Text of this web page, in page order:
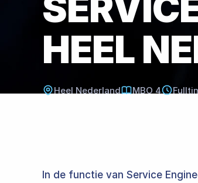
HEEL NEDERLAND​​​​‌
Heel Nederland​​​​‌ ‍ ​‍​‍‌‍ ‌ ​‍‌‍‍‌‌‍‌ ‌‍‍‌‌‍ ‍​‍​‍​ ‍‍​‍​‍‌ ​ ‌‍​‌‌‍ ‍‌‍‍‌‌ ‌​‌ ‍‌​‍ ‍‌‍‍‌‌‍ ​‍​‍​‍ ​​‍​‍‌‍‍​‌ ​‍‌‍‌‌‌‍‌‍​‍​‍​ ‍‍​‍​‍​‍ ‌ ​ ‌ ‌​‌ ‌‌‌‍‌​‌‍‍‌‌‍ ​‍ ‌‍‍‌‌‍ ‍‌ ‌​‌‍‌‌‌‍ ‍‌ ‌​​‍ ‌‍‌‌‌‍‌​‌‍‍‌‌ ‌​​‍ ‌‍ ‌‌‍ ‌‍‌​‌‍‌‌​ ‌‌ ​​‌ ​‍‌‍‌‌‌ ​ ‌‍‌‌‌‍ ‍‌ ‌​‌‍​‌‌ ‌​‌‍‍‌‌‍ ‌‍ ‍​ ‍ ‌‍‍‌‌‍‌​​ ‌‌ ‌‍‌‍​‌‌‍​ ‌‍​‌‌ ‌​‌ ‌‌‌ ​‍‌‍‌‌​‍ ‍‌‍‌​​ ​‍​ ​​​ ‍​​ ​‌​ ‍‌​ ​‍​ ​ ​ ‌‍‌‍‌​​ ​‍​ ‌‌​ ‌​‌‍​‍​ ​​​ ​ ​ ‍ ‌ ‌​‌ ‍‌‌ ​​‌‍‌‌​ ‌‌ ‌‍‌‍​‌‌‍​ ‌‍​‌‌ ‌​‌ ‌‌‌ ​‍‌‍‌‌​ ‍ ‌ ​​‌‍​‌‌ ‌​‌‍‍​​ ‌‌ ​‍‌‍‌‌‌‍‌ ‌‍‍‌‌‍ ‌‍ ‍​ ‌‍​‍‌‍​‌‌ ​ ‌‍‌‌‌‌‌‌‌ ​‍‌‍ ​​ ‌​‍‌‌​ ​‍‌​‌‍‌ ​ ‌ ‌​‌ ‌‌‌‍‌​‌‍‍‌‌‍ ​‍‌‍‌‍‍‌‌‍‌​​ ‌‌ ‌‍‌‍​‌‌‍​ ‌‍​‌‌ ‌​‌ ‌‌‌ ​‍‌‍‌‌​‍ ‍‌‍‌​​ ​‍​ ​​​ ‍​​ ​‌​ ‍‌​ ​‍​ ​ ​ ‌‍‌‍‌​​ ​‍​ ‌‌​ ‌​‌‍​‍​ ​​​ ​ ​‍‌‍‌ ‌​‌ ‍‌‌ ​​‌‍‌‌​ ‌‌ ‌‍‌‍​‌‌‍​ ‌‍​‌‌ ‌​‌ ‌‌‌ ​‍‌‍‌‌​‍‌‍‌ ​​‌‍​‌‌ ‌​‌‍‍​​ ‌‌ ​‍‌‍‌‌‌‍‌ ‌‍‍‌‌‍ ‌‍ ‍​‍‌‍‌ ​​‌‍‌‌‌ ​‍‌ ​ ‌ ​​‌‍‌‌‌‍​ ‌ ‌​‌‍‍‌‌ ‌‍‌‍‌‌​ ‌‌ ​​‌ ‌‌‌‍​‍‌‍ ​‌‍‍‌‌ ​ ‌‍‍​‌‍‌‌‌‍‌​​‍​‍‌ ‌ MBO 4​​​​‌ ‍ ​‍​‍‌‍ ‌ ​‍‌‍‍‌‌‍‌ ‌‍‍‌‌‍ ‍​‍​‍​ ‍‍​‍​‍‌ ​ ‌‍​‌‌‍ ‍‌‍‍‌‌ ‌​‌ ‍‌​‍ ‍‌‍‍‌‌‍ ​‍​‍​‍ ​​‍​‍‌‍‍​‌ ​‍‌‍‌‌‌‍‌‍​‍​‍​ ‍‍​‍​‍​‍ ‌ ​ ‌ ‌​‌ ‌‌‌‍‌​‌‍‍‌‌‍ ​‍ ‌‍‍‌‌‍ ‍‌ ‌​‌‍‌‌‌‍ ‍‌ ‌​​‍ ‌‍‌‌‌‍‌​‌‍‍‌‌ ‌​​‍ ‌‍ ‌‌‍ ‌‍‌​‌‍‌‌​ ‌‌ ​​‌ ​‍‌‍‌‌‌ ​ ‌‍‌‌‌‍ ‍‌ ‌​‌‍​‌‌ ‌​‌‍‍‌‌‍ ‌‍ ‍​ ‍ ‌‍‍‌‌‍‌​​ ‌‌ ‌‍‌‍​‌‌‍​ ‌‍​‌‌ ‌​‌ ‌‌‌ ​‍‌‍‌‌​‍ ‍‌‍‌​​ ​‍​ ​​​ ‍​​ ​‌​ ‍‌​ ​‍​ ​ ​ ‌‍‌‍‌​​ ​‍​ ‌‌​ ‌​‌‍​‍​ ​​​ ​ ​ ‍ ‌ ‌​‌ ‍‌‌ ​​‌‍‌‌​ ‌‌ ‌‍‌‍​‌‌‍​ ‌‍​‌‌ ‌​‌ ‌‌‌ ​‍‌‍‌‌​ ‍ ‌ ​​‌‍​‌‌ ‌​‌‍‍​​ ‌‌‍‌‌‌‍‌​‌ ‌‌‌‍​ ‌‍​‌‌ ‌​‌‍‍‌‌‍ ‌‍ ‍​ ‌‍​‍‌‍​‌‌ ​ ‌‍‌‌‌‌‌‌‌ ​‍‌‍ ​​ ‌​‍‌‌​ ​‍‌​‌‍‌ ​ ‌ ‌​‌ ‌‌‌‍‌​‌‍‍‌‌‍ ​‍‌‍‌‍‍‌‌‍‌​​ ‌‌ ‌‍‌‍​‌‌‍​ ‌‍​‌‌ ‌​‌ ‌‌‌ ​‍‌‍‌‌​‍ ‍‌‍‌​​ ​‍​ ​​​ ‍​​ ​‌​ ‍‌​ ​‍​ ​ ​ ‌‍‌‍‌​​ ​‍​ ‌‌​ ‌​‌‍​‍​ ​​​ ​ ​‍‌‍‌ ‌​‌ ‍‌‌ ​​‌‍‌‌​ ‌‌ ‌‍‌‍​‌‌‍​ ‌‍​‌‌ ‌​‌ ‌‌‌ ​‍‌‍‌‌​‍‌‍‌ ​​‌‍​‌‌ ‌​‌‍‍​​ ‌‌‍‌‌‌‍‌​‌ ‌‌‌‍​ ‌‍​‌‌ ‌​‌‍‍‌‌‍ ‌‍ ‍​‍‌‍‌ ​​‌‍‌‌‌ ​‍‌ ​ ‌ ​​‌‍‌‌‌‍​ ‌ ‌​‌‍‍‌‌ ‌‍‌‍‌‌​ ‌‌ ​​‌ ‌‌‌‍​‍‌‍ ​‌‍‍‌‌ ​ ‌‍‍​‌‍‌‌‌‍‌​​‍​‍‌ ‌
In de functie van Service